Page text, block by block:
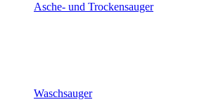
Asche- und Trockensauger
Waschsauger